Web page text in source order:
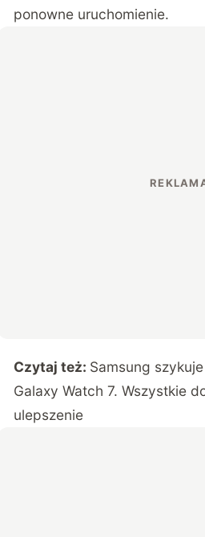
ponowne uruchomienie.
Czytaj też: Samsung
Galaxy Watch 7. Wszystkie
ulepszenie